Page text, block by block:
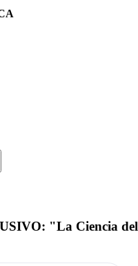
"La Ciencia del